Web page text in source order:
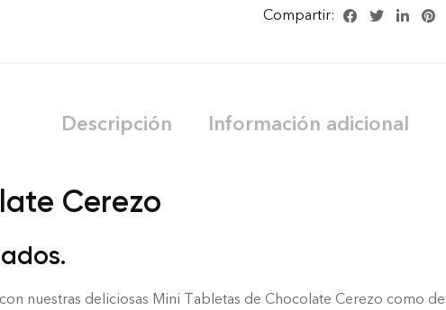
Compartir:
Descripción Información adicional
Cerezo
nuestras deliciosas Mini Tabletas de Chocolate Cerezo como